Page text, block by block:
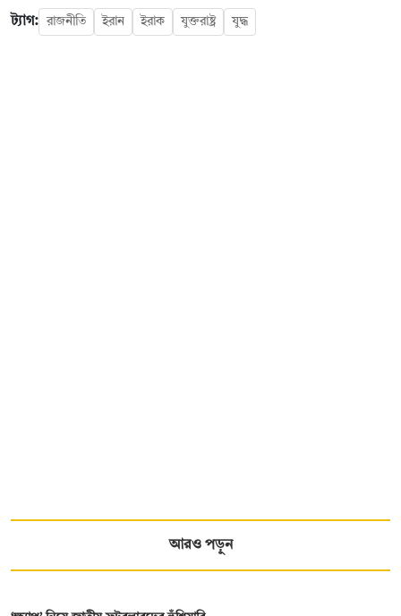
ট্যাগ: রাজনীতি ইরান ইরাক যুক্তরাষ্ট্র যুদ্ধ
আরও পড়ুন